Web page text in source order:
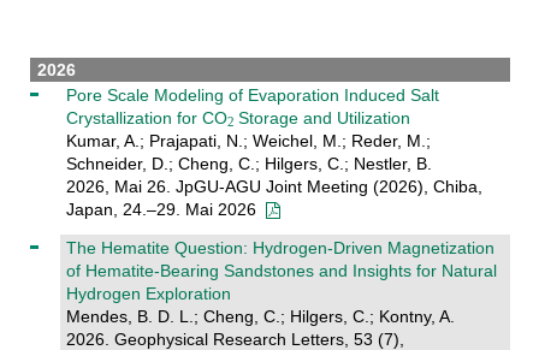
2026
Pore Scale Modeling of Evaporation Induced Salt
Crystallization for CO Storage and Utilization
Kumar, A.; Prajapati, N.; Weichel, M.; Reder, M.;
Schneider, D.; Cheng, C.; Hilgers, C.; Nestler, B.
2026, Mai 26. JpGU-AGU Joint Meeting (2026), Chiba,
Japan, 24.–29. Mai 2026
The Hematite Question: Hydrogen‐Driven Magnetization
of Hematite‐Bearing Sandstones and Insights for Natural
Hydrogen Exploration
Mendes, B. D. L.; Cheng, C.; Hilgers, C.; Kontny, A.
2026. Geophysical Research Letters, 53 (7),